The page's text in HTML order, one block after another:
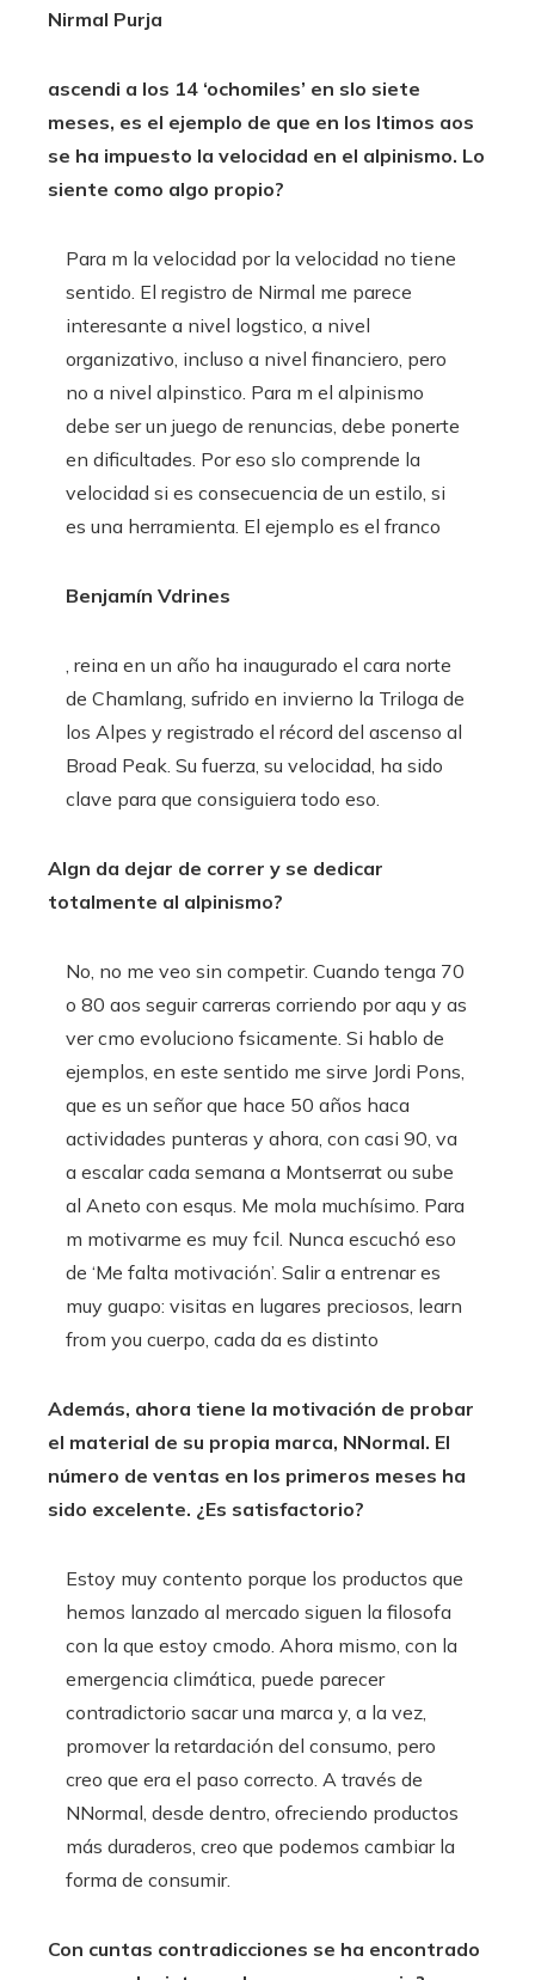
Nirmal Purja
ascendi a los 14 ‘ochomiles’ en slo siete
meses, es el ejemplo de que en los ltimos aos
se ha impuesto la velocidad en el alpinismo. Lo
siente como algo propio?
Para m la velocidad por la velocidad no tiene
sentido. El registro de Nirmal me parece
interesante a nivel logstico, a nivel
organizativo, incluso a nivel financiero, pero
no a nivel alpinstico. Para m el alpinismo
debe ser un juego de renuncias, debe ponerte
en dificultades. Por eso slo comprende la
velocidad si es consecuencia de un estilo, si
es una herramienta. El ejemplo es el franco
Benjamín Vdrines
, reina en un año ha inaugurado el cara norte
de Chamlang, sufrido en invierno la Triloga de
los Alpes y registrado el récord del ascenso al
Broad Peak. Su fuerza, su velocidad, ha sido
clave para que consiguiera todo eso.
Algn da dejar de correr y se dedicar
totalmente al alpinismo?
No, no me veo sin competir. Cuando tenga 70
o 80 aos seguir carreras corriendo por aqu y as
ver cmo evoluciono fsicamente. Si hablo de
ejemplos, en este sentido me sirve Jordi Pons,
que es un señor que hace 50 años haca
actividades punteras y ahora, con casi 90, va
a escalar cada semana a Montserrat ou sube
al Aneto con esqus. Me mola muchísimo. Para
m motivarme es muy fcil. Nunca escuchó eso
de ‘Me falta motivación’. Salir a entrenar es
muy guapo: visitas en lugares preciosos, learn
from you cuerpo, cada da es distinto
Además, ahora tiene la motivación de probar
el material de su propia marca, NNormal. El
número de ventas en los primeros meses ha
sido excelente. ¿Es satisfactorio?
Estoy muy contento porque los productos que
hemos lanzado al mercado siguen la filosofa
con la que estoy cmodo. Ahora mismo, con la
emergencia climática, puede parecer
contradictorio sacar una marca y, a la vez,
promover la retardación del consumo, pero
creo que era el paso correcto. A través de
NNormal, desde dentro, ofreciendo productos
más duraderos, creo que podemos cambiar la
forma de consumir.
Con cuntas contradicciones se ha encontrado